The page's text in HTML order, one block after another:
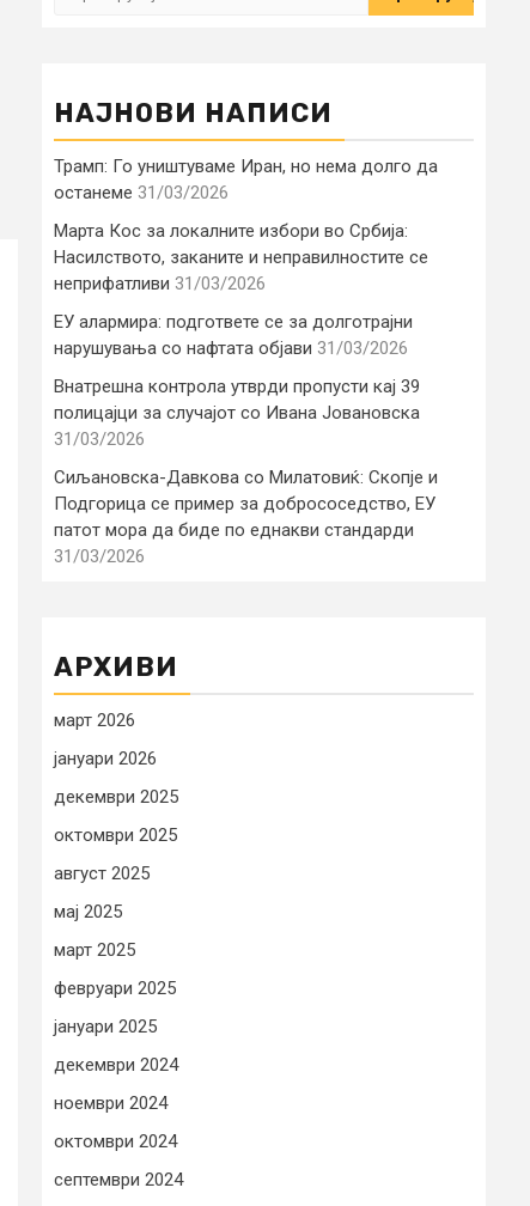
НАЈНОВИ НАПИСИ
Трамп: Го уништуваме Иран, но нема долго да
останеме 31/03/2026
Марта Кос за локалните избори во Србија:
Насилството, заканите и неправилностите се
неприфатливи 31/03/2026
ЕУ алармира: подгответе се за долготрајни
нарушувања со нафтата објави 31/03/2026
Внатрешна контрола утврди пропусти кај 39
полицајци за случајот со Ивана Јовановска
31/03/2026
Сиљановска-Давкова со Милатовиќ: Скопје и
Подгорица се пример за добрососедство, ЕУ
патот мора да биде по еднакви стандарди
31/03/2026
АРХИВИ
март 2026
јануари 2026
декември 2025
октомври 2025
август 2025
мај 2025
март 2025
февруари 2025
јануари 2025
декември 2024
ноември 2024
октомври 2024
септември 2024